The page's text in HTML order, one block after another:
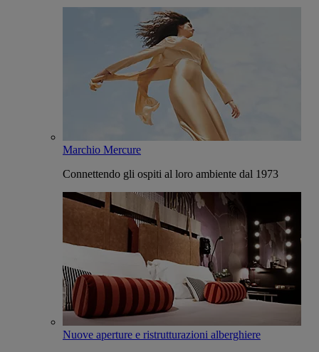
Marchio Mercure
Connettendo gli ospiti al loro ambiente dal 1973
Nuove aperture e ristrutturazioni alberghiere